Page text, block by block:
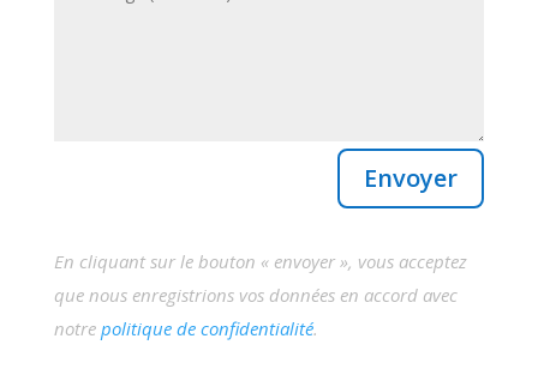
Envoyer
En cliquant sur le bouton « envoyer », vous acceptez
que nous enregistrions vos données en accord avec
notre politique de confidentialité.